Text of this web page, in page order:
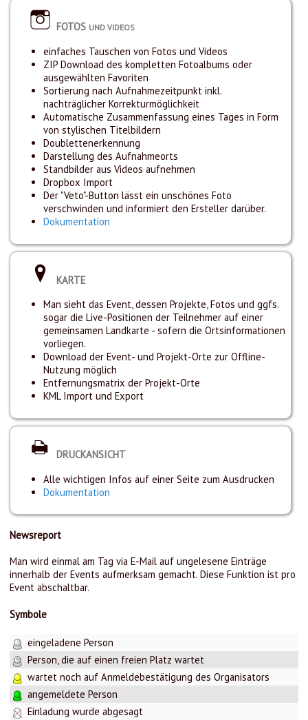
FOTOS UND VIDEOS
einfaches Tauschen von Fotos und Videos
ZIP Download des kompletten Fotoalbums oder
ausgewählten Favoriten
Sortierung nach Aufnahmezeitpunkt inkl.
nachträglicher Korrekturmöglichkeit
Automatische Zusammenfassung eines Tages in Form
von stylischen Titelbildern
Doublettenerkennung
Darstellung des Aufnahmeorts
Standbilder aus Videos aufnehmen
Dropbox Import
Der "Veto"-Button lässt ein unschönes Foto
verschwinden und informiert den Ersteller darüber.
Dokumentation
KARTE
Man sieht das Event, dessen Projekte, Fotos und ggfs.
sogar die Live-Positionen der Teilnehmer auf einer
gemeinsamen Landkarte - sofern die Ortsinformationen
vorliegen.
Download der Event- und Projekt-Orte zur Offline-
Nutzung möglich
Entfernungsmatrix der Projekt-Orte
KML Import und Export
DRUCKANSICHT
Alle wichtigen Infos auf einer Seite zum Ausdrucken
Dokumentation
Newsreport
Man wird einmal am Tag via E-Mail auf ungelesene Einträge
innerhalb der Events aufmerksam gemacht. Diese Funktion ist pro
Event abschaltbar.
Symbole
eingeladene Person
Person, die auf einen freien Platz wartet
wartet noch auf Anmeldebestätigung des Organisators
angemeldete Person
Einladung wurde abgesagt